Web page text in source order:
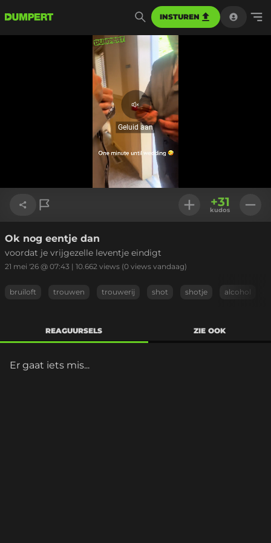
INSTUREN
Geluid
aan
Geluid aan
Link kopiëren
+31
kudos
Ok nog eentje dan
voordat je vrijgezelle leventje eindigt
21 mei '26 @ 07:43 | 10.662 views (0 views vandaag)
bruiloft trouwen trouwerij shot shotje alcohol
REAGUURSELS ZIE OOK
Er gaat iets mis...